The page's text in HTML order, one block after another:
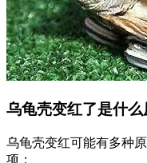
乌龟壳变红了是什么
乌龟壳变红可能有多种
项：